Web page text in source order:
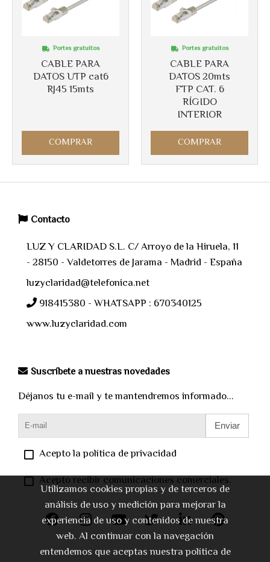
CABLE PARA
DATOS UTP cat6
RJ45 15mts
Portes gratuitos
COMPRAR
CABLE PARA
DATOS 20mts
FTP CAT. 6
RÍGIDO
INTERIOR
Portes gratuitos
COMPRAR
Contacto
LUZ Y CLARIDAD S.L. C/ Arroyo de la Hiruela, 11
- 28150 - Valdetorres de Jarama - Madrid - España
luzyclaridad@telefonica.net
918415380 - WHATSAPP : 670340125
www.luzyclaridad.com
Suscríbete a nuestras novedades
Déjanos tu e-mail y te mantendremos informado...
Enviar
Acepto la política de privacidad
Acepto recibir comunicaciones comerciales.
Utilizamos cookies propias y de terceros de
análisis de uso y medición para mejorar la
experiencia de uso y contenidos de nuestra
web. Al continuar con la navegación
entendemos que aceptas nuestra política de